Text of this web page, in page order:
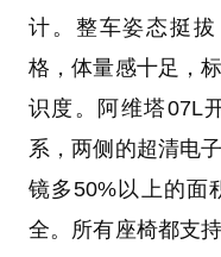
计。整车姿态挺
格，体量感十足，
识度。阿维塔07L
系，两侧的超清电
镜多50%以上的面
全。所有座椅都支